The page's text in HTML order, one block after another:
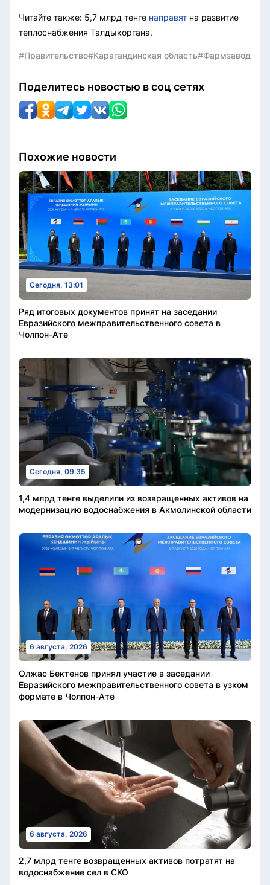
Читайте также: 5,7 млрд тенге направят на развитие
теплоснабжения Талдыкоргана.
#Правительство#Карагандинская область#Фармзавод
Поделитесь новостью в соц сетях
Похожие новости
Сегодня, 13:01
Ряд итоговых документов принят на заседании
Евразийского межправительственного совета в
Чолпон-Ате
Сегодня, 09:35
1,4 млрд тенге выделили из возвращенных активов на
модернизацию водоснабжения в Акмолинской области
6 августа, 2026
Олжас Бектенов принял участие в заседании
Евразийского межправительственного совета в узком
формате в Чолпон-Ате
6 августа, 2026
2,7 млрд тенге возвращенных активов потратят на
водоснабжение сел в СКО